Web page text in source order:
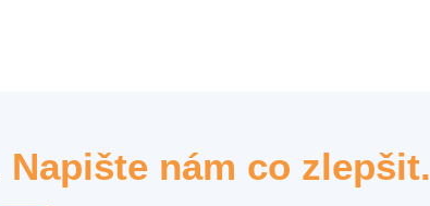
Napište nám co zlepšit.